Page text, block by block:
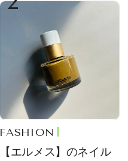
FASHION
【エルメス】のネイル